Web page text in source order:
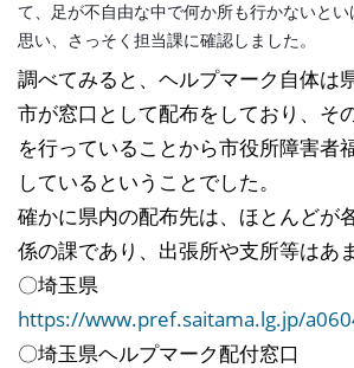
て、足が不自由な中で何か所も行かないとい
思い、さっそく担当課に確認しました。
調べてみると、ヘルプマーク自体は
市が窓口として配布をしており、そ
を行っていることから市役所障害者
しているということでした。
確かに県内の配布先は、ほとんどが
係の課であり、出張所や支所等はあ
〇埼玉県
https://www.pref.saitama.lg.jp/
〇埼玉県ヘルプマーク配付窓口